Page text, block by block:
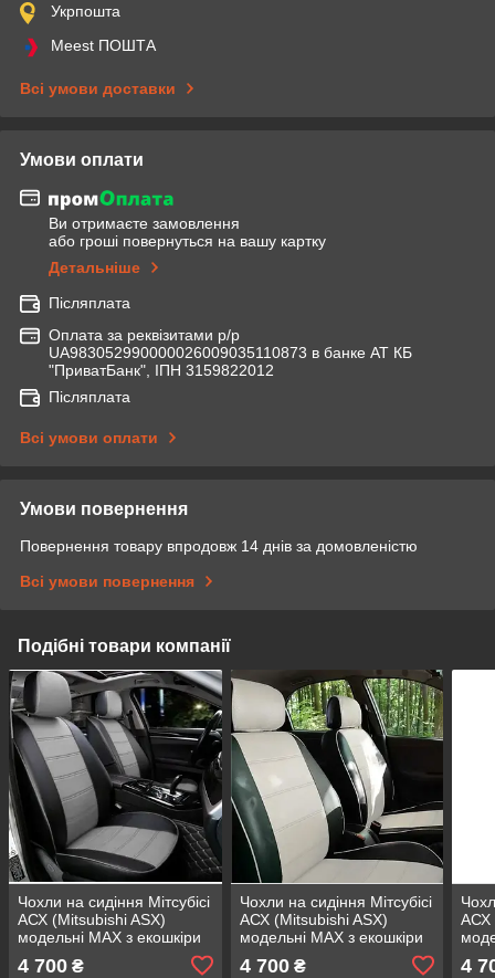
Укрпошта
Meest ПОШТА
Всі умови доставки
Умови оплати
Ви отримаєте замовлення
або гроші повернуться на вашу картку
Детальніше
Післяплата
Оплата за реквізитами р/р
UA983052990000026009035110873 в банке АТ КБ
"ПриватБанк", ІПН 3159822012
Післяплата
Всі умови оплати
Умови повернення
Повернення товару впродовж 14 днів за домовленістю
Всі умови повернення
Подібні товари компанії
Чохли на сидіння Мітсубісі
АСХ (Mitsubishi ASX)
модельні MAX з екошкіри
4 700 ₴
Чохли на сидіння Мітсубісі
АСХ (Mitsubishi ASX)
модельні MAX з екошкіри
4 700₴
АСХ
4